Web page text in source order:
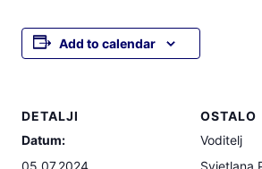
Add to calendar
DETALJI
Datum:
05.07.2024
OSTALO
Voditelj
Svjetlana